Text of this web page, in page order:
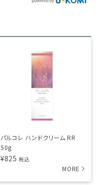
パルコレ ハンドクリーム RR
50g
¥825 税込